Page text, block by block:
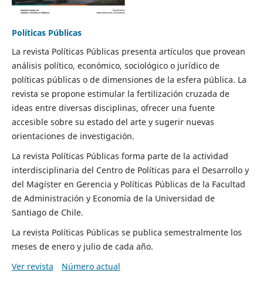
Políticas Públicas
La revista Políticas Públicas presenta artículos que provean
análisis político, económico, sociológico o jurídico de
políticas públicas o de dimensiones de la esfera pública. La
revista se propone estimular la fertilización cruzada de
ideas entre diversas disciplinas, ofrecer una fuente
accesible sobre su estado del arte y sugerir nuevas
orientaciones de investigación.
La revista Políticas Públicas forma parte de la actividad
interdisciplinaria del Centro de Políticas para el Desarrollo y
del Magíster en Gerencia y Políticas Públicas de la Facultad
de Administración y Economía de la Universidad de
Santiago de Chile.
La revista Políticas Públicas se publica semestralmente los
meses de enero y julio de cada año.
Ver revista
Número actual